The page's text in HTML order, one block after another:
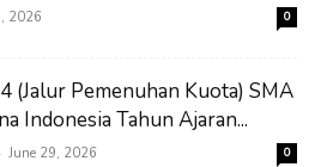
2026 0
(Jalur Pemenuhan Kuota) SMA
Indonesia Tahun Ajaran...
- June 29, 2026 0